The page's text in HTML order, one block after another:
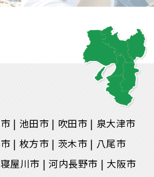
池田市 吹田市
泉大津市
枚方市 茨木市
八尾市
寝屋川市 河内長野市
大阪市